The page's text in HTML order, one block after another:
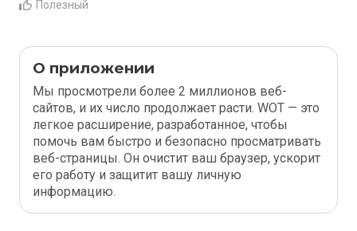
Полезный
О приложении
Мы просмотрели более 2 миллионов веб-
сайтов, и их число продолжает расти. WOT — это
легкое расширение, разработанное, чтобы
помочь вам быстро и безопасно просматривать
веб-страницы. Он очистит ваш браузер, ускорит
его работу и защитит вашу личную
информацию.